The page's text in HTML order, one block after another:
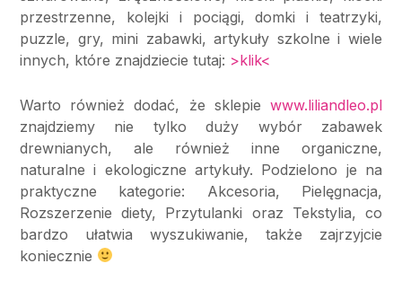
przestrzenne, kolejki i pociągi, domki i teatrzyki,
puzzle, gry, mini zabawki, artykuły szkolne i wiele
innych, które znajdziecie tutaj: >klik<
Warto również dodać, że sklepie www.liliandleo.pl
znajdziemy nie tylko duży wybór zabawek
drewnianych, ale również inne organiczne,
naturalne i ekologiczne artykuły. Podzielono je na
praktyczne kategorie: Akcesoria, Pielęgnacja,
Rozszerzenie diety, Przytulanki oraz Tekstylia, co
bardzo ułatwia wyszukiwanie, także zajrzyjcie
koniecznie